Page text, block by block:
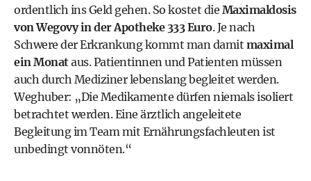
ordentlich ins Geld gehen. So kostet die Maximaldosis
von Wegovy in der Apotheke 333 Euro. Je nach
Schwere der Erkrankung kommt man damit maximal
ein Monataus. Patientinnen und Patienten müssen
auch durch Mediziner lebenslang begleitet werden.
Weghuber: „Die Medikamente dürfen niemals isoliert
betrachtet werden. Eine ärztlich angeleitete
Begleitung im Team mit Ernährungsfachleuten ist
unbedingt vonnöten.“